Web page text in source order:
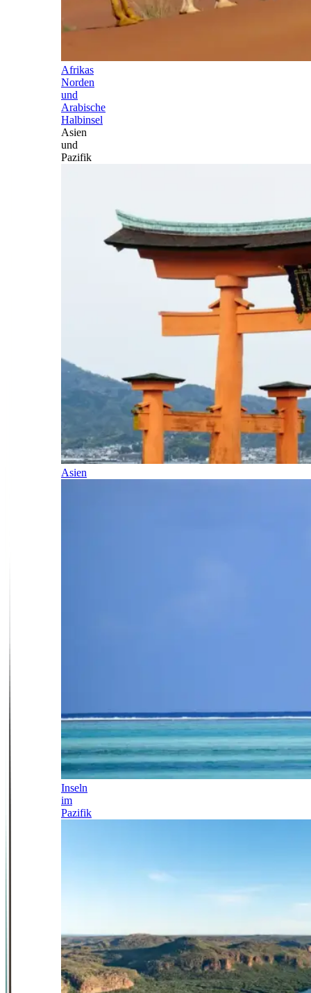
Afrikas
Norden
und
Arabische
Halbinsel
Asien
und
Pazifik
Asien
Inseln
im
Pazifik